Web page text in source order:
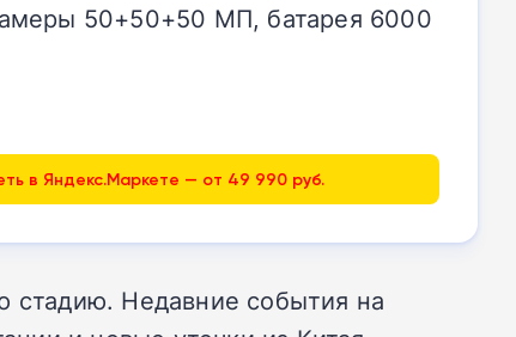
50+50+50 МП, батарея 6000
в Яндекс.Маркете — от 49 990 руб.
стадию. Недавние события на